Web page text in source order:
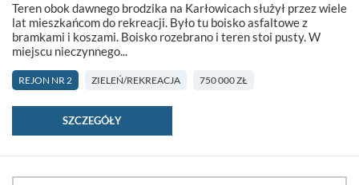
Teren obok dawnego brodzika na Karłowicach służył przez wiele
lat mieszkańcom do rekreacji. Było tu boisko asfaltowe z
bramkami i koszami. Boisko rozebrano i teren stoi pusty. W
miejscu nieczynnego...
REJON NR 2 ZIELEŃ/REKREACJA 750 000 ZŁ
SZCZEGÓŁY